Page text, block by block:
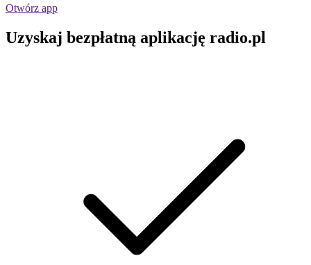
Otwórz app
Uzyskaj bezpłatną aplikację radio.pl